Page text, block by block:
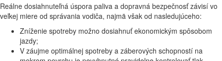
Reálne dosiahnuteľná úspora paliva a dopravná bezpečnosť závisí vo
veľkej miere od správania vodiča, najmä však od nasledujúceho:
Zníženie spotreby možno dosiahnuť ekonomickým spôsobom
jazdy;
V záujme optimálnej spotreby a záberových schopností na